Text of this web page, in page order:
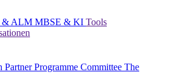
& ALM MBSE & KI Tools
PartnerProgramme Committee The